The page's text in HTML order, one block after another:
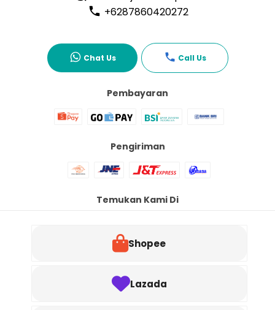
+6287860420272
Chat Us Call Us
Pembayaran
Pengiriman
Temukan Kami Di
Shopee
Lazada